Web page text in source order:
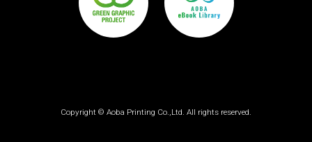
Copyright © Aoba Printing Co.,Ltd. All rights reserved.